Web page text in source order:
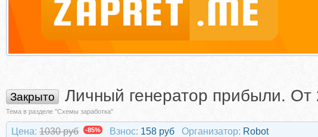
Закрыто Личный генератор прибыли. От
Тема в разделе "Схемы заработка"
Цена: 1030 руб -85% Взнос: 158 руб Организатор: Robot